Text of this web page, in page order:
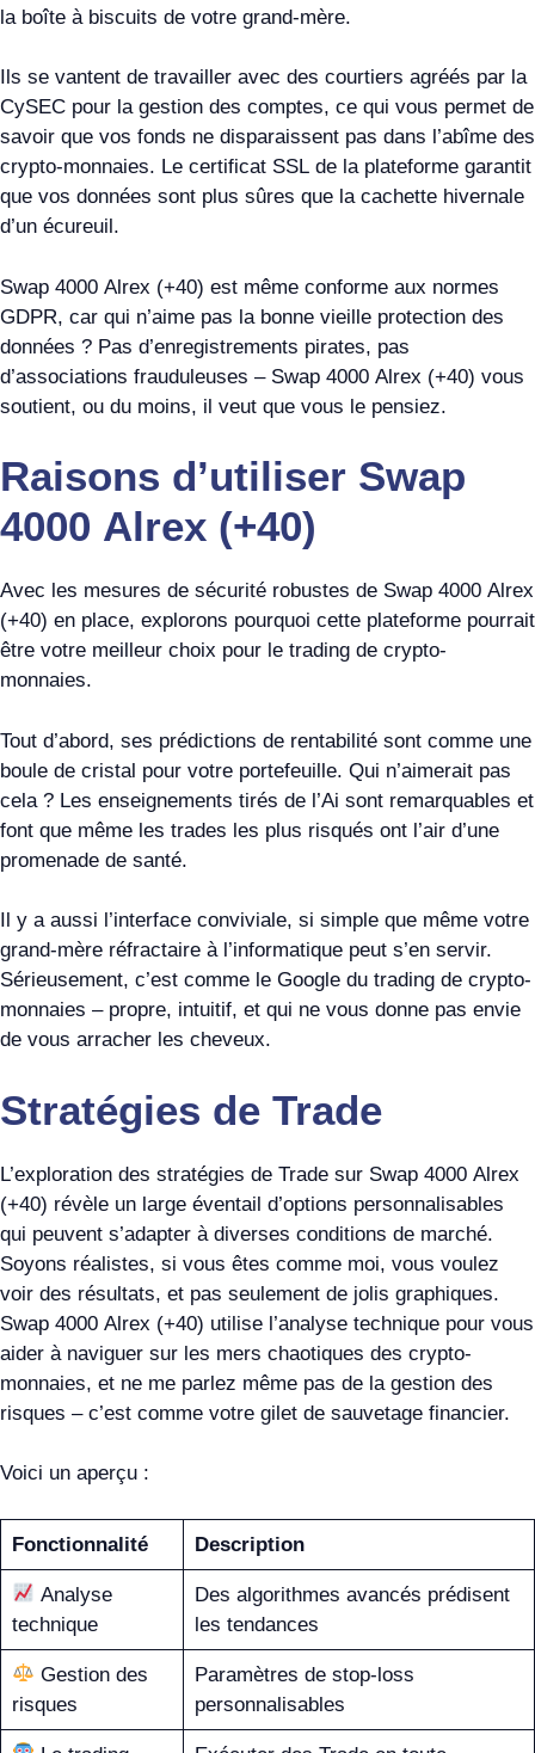
la boîte à biscuits de votre grand-mère.
Ils se vantent de travailler avec des courtiers agréés par la
CySEC pour la gestion des comptes, ce qui vous permet de
savoir que vos fonds ne disparaissent pas dans l’abîme des
crypto-monnaies. Le certificat SSL de la plateforme garantit
que vos données sont plus sûres que la cachette hivernale
d’un écureuil.
Swap 4000 Alrex (+40) est même conforme aux normes
GDPR, car qui n’aime pas la bonne vieille protection des
données ? Pas d’enregistrements pirates, pas
d’associations frauduleuses – Swap 4000 Alrex (+40) vous
soutient, ou du moins, il veut que vous le pensiez.
Raisons d’utiliser Swap
4000 Alrex (+40)
Avec les mesures de sécurité robustes de Swap 4000 Alrex
(+40) en place, explorons pourquoi cette plateforme pourrait
être votre meilleur choix pour le trading de crypto-
monnaies.
Tout d’abord, ses prédictions de rentabilité sont comme une
boule de cristal pour votre portefeuille. Qui n’aimerait pas
cela ? Les enseignements tirés de l’Ai sont remarquables et
font que même les trades les plus risqués ont l’air d’une
promenade de santé.
Il y a aussi l’interface conviviale, si simple que même votre
grand-mère réfractaire à l’informatique peut s’en servir.
Sérieusement, c’est comme le Google du trading de crypto-
monnaies – propre, intuitif, et qui ne vous donne pas envie
de vous arracher les cheveux.
Stratégies de Trade
L’exploration des stratégies de Trade sur Swap 4000 Alrex
(+40) révèle un large éventail d’options personnalisables
qui peuvent s’adapter à diverses conditions de marché.
Soyons réalistes, si vous êtes comme moi, vous voulez
voir des résultats, et pas seulement de jolis graphiques.
Swap 4000 Alrex (+40) utilise l’analyse technique pour vous
aider à naviguer sur les mers chaotiques des crypto-
monnaies, et ne me parlez même pas de la gestion des
risques – c’est comme votre gilet de sauvetage financier.
Voici un aperçu :
Fonctionnalité Description
Analyse
technique
Des algorithmes avancés prédisent
les tendances
Gestion des
risques
Paramètres de stop-loss
personnalisables